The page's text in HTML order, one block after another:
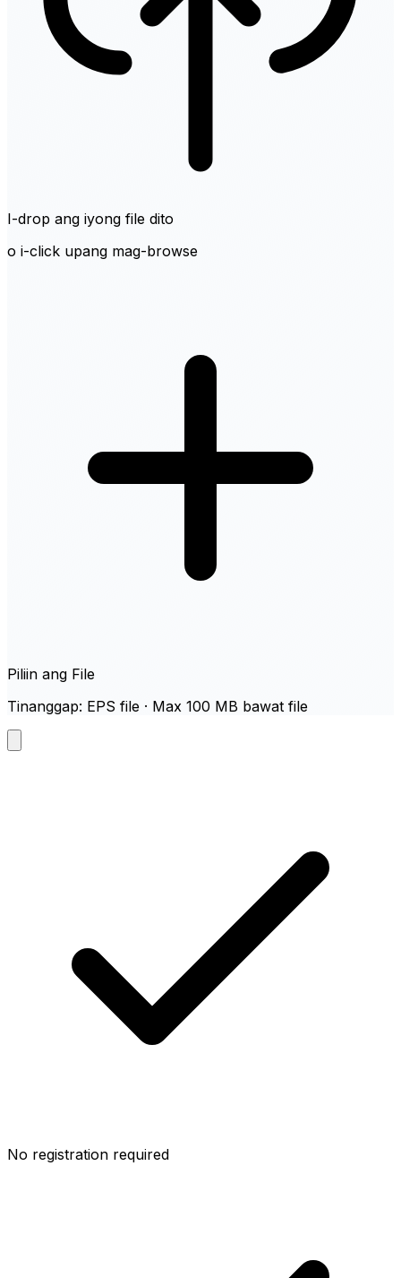
I-drop ang iyong file dito
o i-click upang mag-browse
Piliin ang File
Tinanggap: EPS file · Max 100 MB bawat file
No registration required